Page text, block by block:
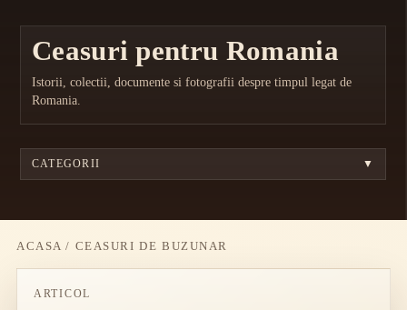
Ceasuri pentru Romania
Istorii, colectii, documente si fotografii despre timpul legat de
Romania.
CATEGORII ▼
ACASA / CEASURI DE BUZUNAR
ARTICOL